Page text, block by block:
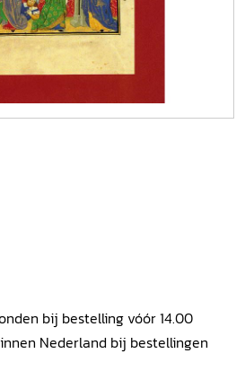
bij bestelling vóór 14.00
Nederland bij bestellingen